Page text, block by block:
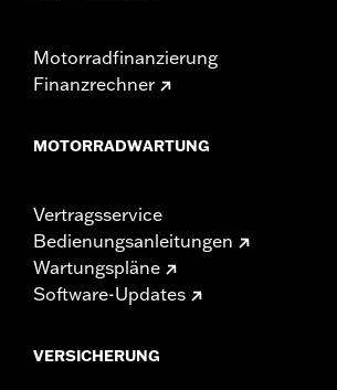
Motorradfinanzierung
Finanzrechner
MOTORRADWARTUNG
Vertragsservice
Bedienungsanleitungen
Wartungspläne
Software-Updates
VERSICHERUNG